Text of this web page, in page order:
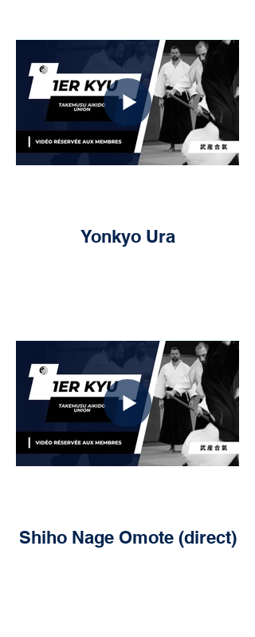
Yonkyo Ura
Shiho Nage Omote (direct)